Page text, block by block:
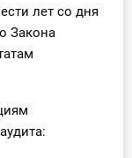
лет со дня
Закона